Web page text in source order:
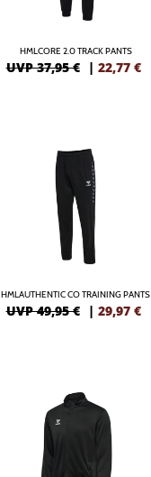
HMLCORE 2.0 TRACK PANTS
UVP 37,95 € | 22,77 €
HMLAUTHENTIC CO TRAINING PANTS
UVP 49,95 € | 29,97 €